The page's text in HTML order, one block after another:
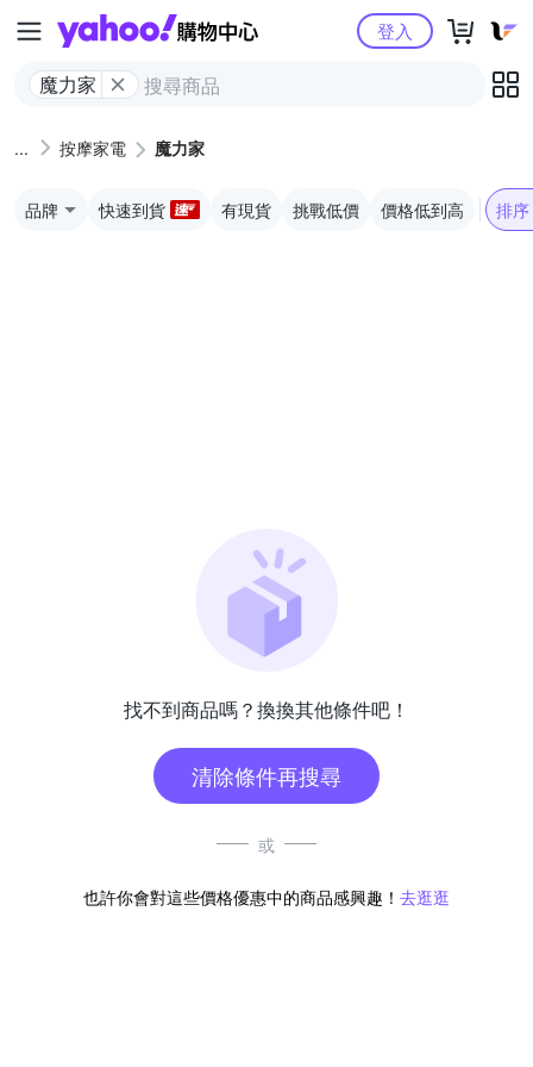
Yahoo購物中心
魔力家
登入
按摩家電 魔力家
品牌 快速到貨 有現貨 挑戰低價 價格低到高 排序
找不到商品嗎？換換其他條件吧！
清除條件再搜尋
或
也許你會對這些價格優惠中的商品感興趣！ 去逛逛